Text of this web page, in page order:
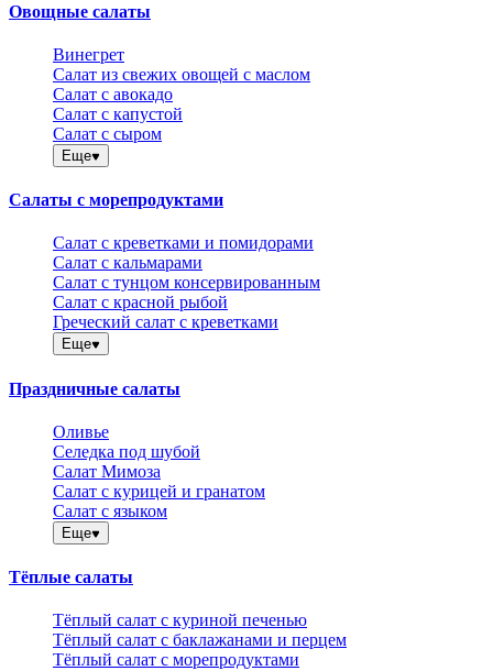
Овощные салаты
Винегрет
Салат из свежих овощей с маслом
Салат с авокадо
Салат с капустой
Салат с сыром
Еще
Салаты с морепродуктами
Салат с креветками и помидорами
Салат с кальмарами
Салат с тунцом консервированным
Салат с красной рыбой
Греческий салат с креветками
Еще
Праздничные салаты
Оливье
Селедка под шубой
Салат Мимоза
Салат с курицей и гранатом
Салат с языком
Еще
Тёплые салаты
Тёплый салат с куриной печенью
Тёплый салат с баклажанами и перцем
Тёплый салат с морепродуктами